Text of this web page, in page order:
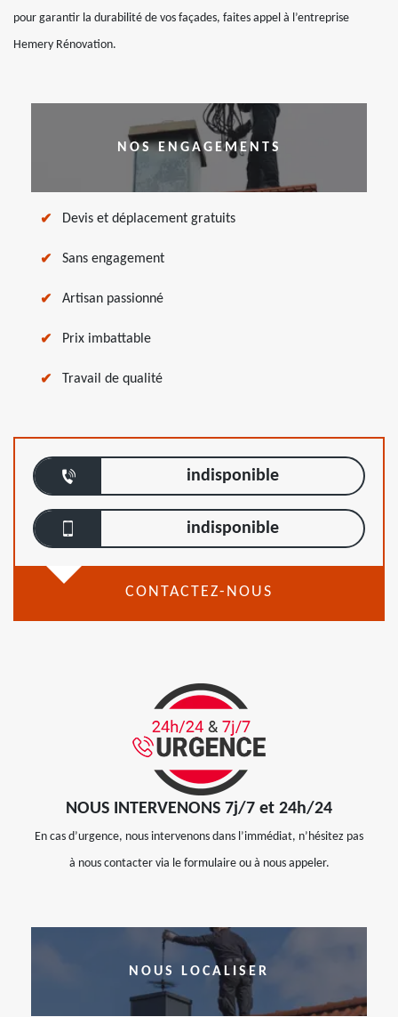
pour garantir la durabilité de vos façades, faites appel à l’entreprise
Hemery Rénovation.
NOS ENGAGEMENTS
Devis et déplacement gratuits
Sans engagement
Artisan passionné
Prix imbattable
Travail de qualité
indisponible
indisponible
CONTACTEZ-NOUS
NOUS INTERVENONS 7j/7 et 24h/24
En cas d’urgence, nous intervenons dans l’immédiat, n’hésitez pas
à nous contacter via le formulaire ou à nous appeler.
NOUS LOCALISER